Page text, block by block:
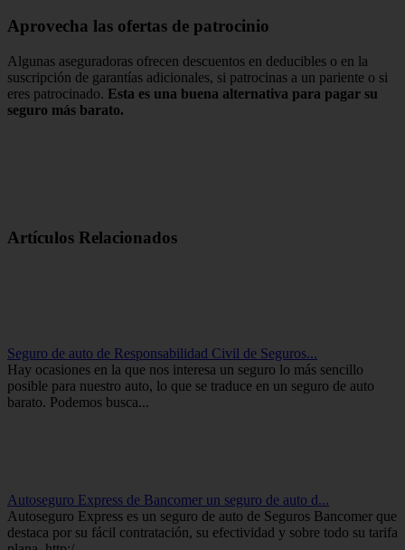
Aprovecha las ofertas de patrocinio
Algunas aseguradoras ofrecen descuentos en deducibles o en la
suscripción de garantías adicionales, si patrocinas a un pariente o si
eres patrocinado. Esta es una buena alternativa para pagar su
seguro más barato.
Artículos Relacionados
Seguro de auto de Responsabilidad Civil de Seguros...
Hay ocasiones en la que nos interesa un seguro lo más sencillo
posible para nuestro auto, lo que se traduce en un seguro de auto
barato. Podemos busca...
Autoseguro Express de Bancomer un seguro de auto d...
Autoseguro Express es un seguro de auto de Seguros Bancomer que
destaca por su fácil contratación, su efectividad y sobre todo su tarifa